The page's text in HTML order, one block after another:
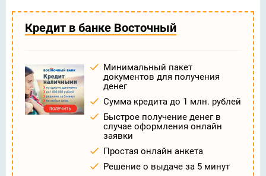
Кредит в банке Восточный
Минимальный пакет
документов для получения
денег
Сумма кредита до 1 млн. рублей
Быстрое получение денег в
случае оформления онлайн
заявки
Простая онлайн анкета
Решение о выдаче за 5 минут